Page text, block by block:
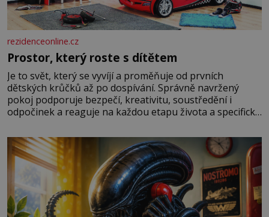
rezidenceonline.cz
Prostor, který roste s dítětem
Je to svět, který se vyvíjí a proměňuje od prvních
dětských krůčků až po dospívání. Správně navržený
pokoj podporuje bezpečí, kreativitu, soustředění i
odpočinek a reaguje na každou etapu života a specifické
měkkost a bezpečí, proto by pokoj miminka měl působit
především klidně a útulně. Předškolní věk je